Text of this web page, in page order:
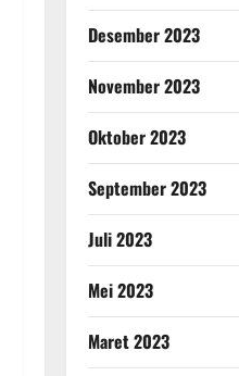
Desember 2023
November 2023
Oktober 2023
September 2023
Juli 2023
Mei 2023
Maret 2023